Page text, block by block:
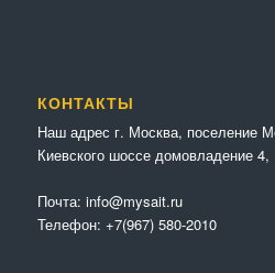
КОНТАКТЫ
Наш адрес г. Москва, поселение
Киевского шоссе домовладение
Почта: info@mysait.ru
Телефон: +7(967) 580-2010